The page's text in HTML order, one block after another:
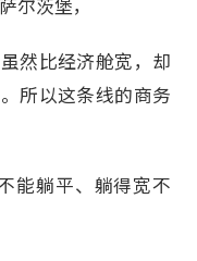
茨堡，
然比经济舱宽，却
所以这条线的商务
能躺平、躺得宽不